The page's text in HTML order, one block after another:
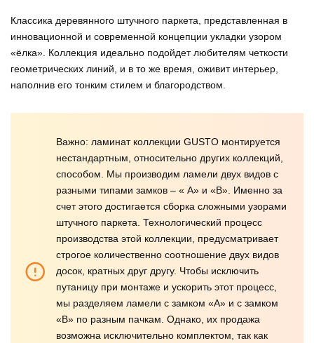
Классика деревянного штучного паркета, представленная в
инновационной и современной концепции укладки узором
«ёлка». Коллекция идеально подойдет любителям четкости
геометрических линий, и в то же время, оживит интерьер,
наполнив его тонким стилем и благородством.
Важно: ламинат коллекции GUSTO монтируется
нестандартным, относительно других коллекций,
способом. Мы производим ламели двух видов с
разными типами замков – « А» и «В». Именно за
счет этого достигается сборка сложными узорами
штучного паркета. Технологический процесс
производства этой коллекции, предусматривает
строгое количественно соотношение двух видов
досок, кратных друг другу. Чтобы исключить
путаницу при монтаже и ускорить этот процесс,
мы разделяем ламели с замком «А» и с замком
«В» по разным пачкам. Однако, их продажа
возможна исключительно комплектом, так как